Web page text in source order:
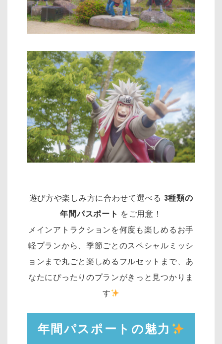
遊び方や楽しみ方に合わせて選べる 3種類の
年間パスポート をご用意！
メインアトラクションを何度も楽しめるお手
軽プランから、季節ごとのスペシャルミッシ
ョンまで丸ごと楽しめるフルセットまで、あ
なたにぴったりのプランがきっと見つかりま
す
年間パスポートの魅力